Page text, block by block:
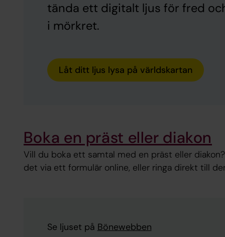
tända ett digitalt ljus för fred
i mörkret.
Låt ditt ljus lysa på världskartan
Boka en präst eller diakon
Vill du boka ett samtal med en präst eller
det via ett formulär online, eller ringa direkt till
Se ljuset på Bönewebben